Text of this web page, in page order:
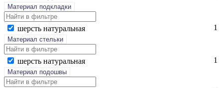
Материал подкладки
шерсть на­тураль­ная 1
Материал стельки
шерсть на­тураль­ная 1
Материал подошвы